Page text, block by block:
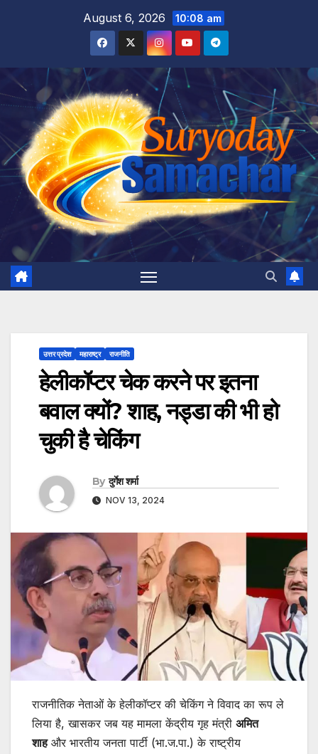
August 6, 2026 10:08 am
उत्तर प्रदेश महाराष्ट्र राजनीति
हेलीकॉप्टर चेक करने पर इतना
बवाल क्यों? शाह, नड्डा की भी हो
चुकी है चेकिंग
By दुर्गेश शर्मा
NOV 13, 2024
राजनीतिक नेताओं के हेलीकॉप्टर की चेकिंग ने विवाद का रूप ले
लिया है, खासकर जब यह मामला केंद्रीय गृह मंत्री अमित
शाहऔर भारतीय जनता पार्टी (भा.ज.पा.) के राष्ट्रीय